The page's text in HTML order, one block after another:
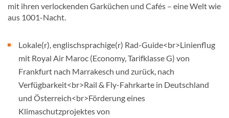
mit ihren verlockenden Garküchen und Cafés – eine Welt wie
aus 1001-Nacht.
Lokale(r), englischsprachige(r) Rad-Guide<br>Linienflug
mit Royal Air Maroc (Economy, Tarifklasse G) von
Frankfurt nach Marrakesch und zurück, nach
Verfügbarkeit<br>Rail & Fly-Fahrkarte in Deutschland
und Österreich<br>Förderung eines
Klimaschutzprojektes von